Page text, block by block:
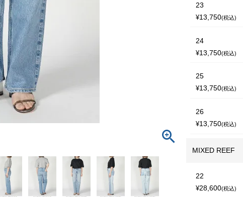
23
¥13,750 税込
24
¥13,750 税込
25
¥13,750 税込
26
¥13,750 税込
MIXED REEF
22
¥28,600 税込